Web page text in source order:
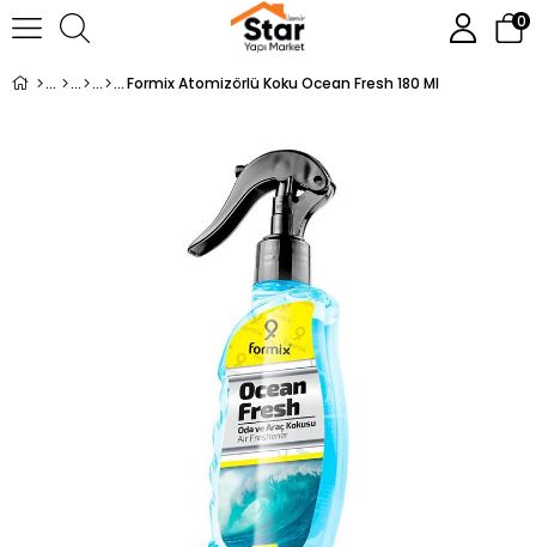
0
Formix Atomizörlü Koku Ocean Fresh 180 Ml